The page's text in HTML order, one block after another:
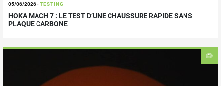
05/06/2026-TESTING
HOKA MACH 7 : LE TEST D’UNE CHAUSSURE RAPIDE SANS
PLAQUE CARBONE